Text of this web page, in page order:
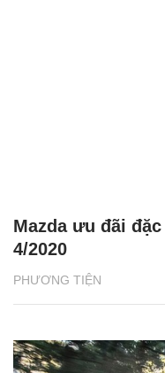
PHƯƠNG TIỆN
Mazda ưu đãi
4/2020